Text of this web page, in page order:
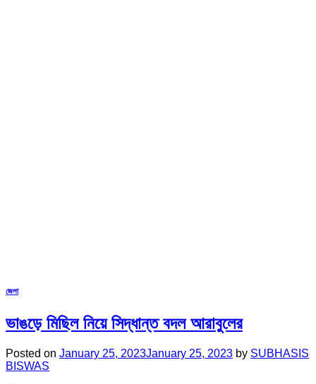
জেলা
ভাঙড়ে মিছিল নিয়ে সিদ্ধান্ত বদল আরাবুলের
Posted on January 25, 2023January 25, 2023 by SUBHASIS
BISWAS